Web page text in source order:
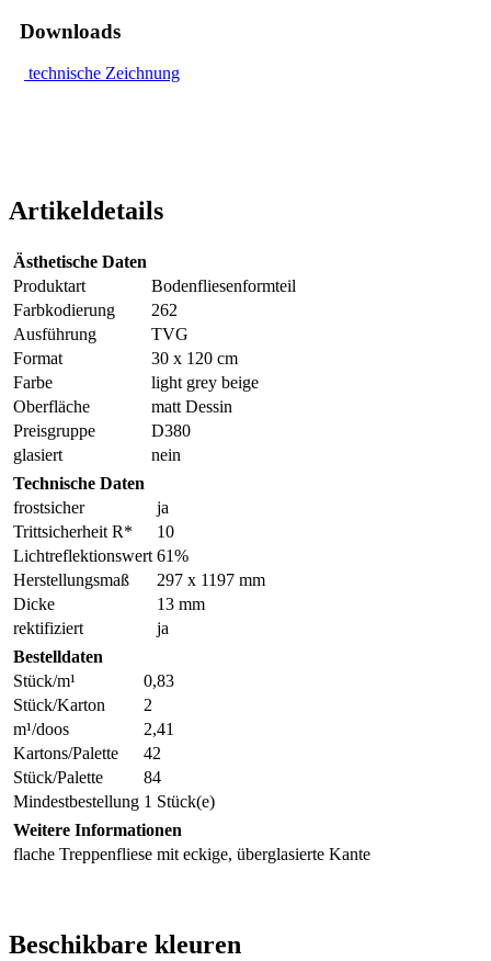
Downloads
technische Zeichnung
Artikeldetails
Ästhetische Daten
Produktart
Bodenfliesenformteil
Farbkodierung
262
Ausführung
TVG
Format
30 x 120 cm
Farbe
light grey beige
Oberfläche
matt Dessin
Preisgruppe
D380
glasiert
nein
Technische Daten
frostsicher
ja
Trittsicherheit R*
10
Lichtreflektionswert 61%
Herstellungsmaß
297 x 1197 mm
Dicke
13 mm
rektifiziert
ja
Bestelldaten
Stück/m¹
0,83
Stück/Karton
2
m¹/doos
2,41
Kartons/Palette
42
Stück/Palette
84
Mindestbestellung 1 Stück(e)
Weitere Informationen
flache Treppenfliese mit eckige, überglasierte Kante
Beschikbare kleuren